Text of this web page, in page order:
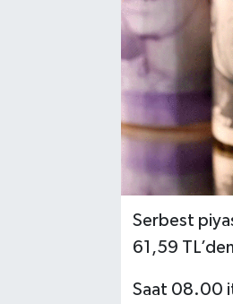
Serbest
61,59
Saat 08.00